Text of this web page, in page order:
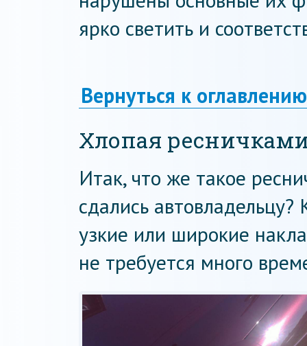
ярко светить и
Вернуться к оглавлению
Хлопая
Итак, что же такое
сдались
узкие или широкие
не требуется много